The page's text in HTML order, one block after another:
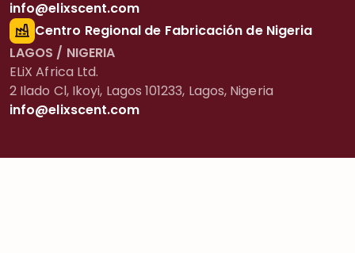
info@elixscent.com
Centro Regional de Fabricación de Nigeria
LAGOS / NIGERIA
ELiX Africa Ltd.
2 Ilado Cl, Ikoyi, Lagos 101233, Lagos, Nigeria
info@elixscent.com